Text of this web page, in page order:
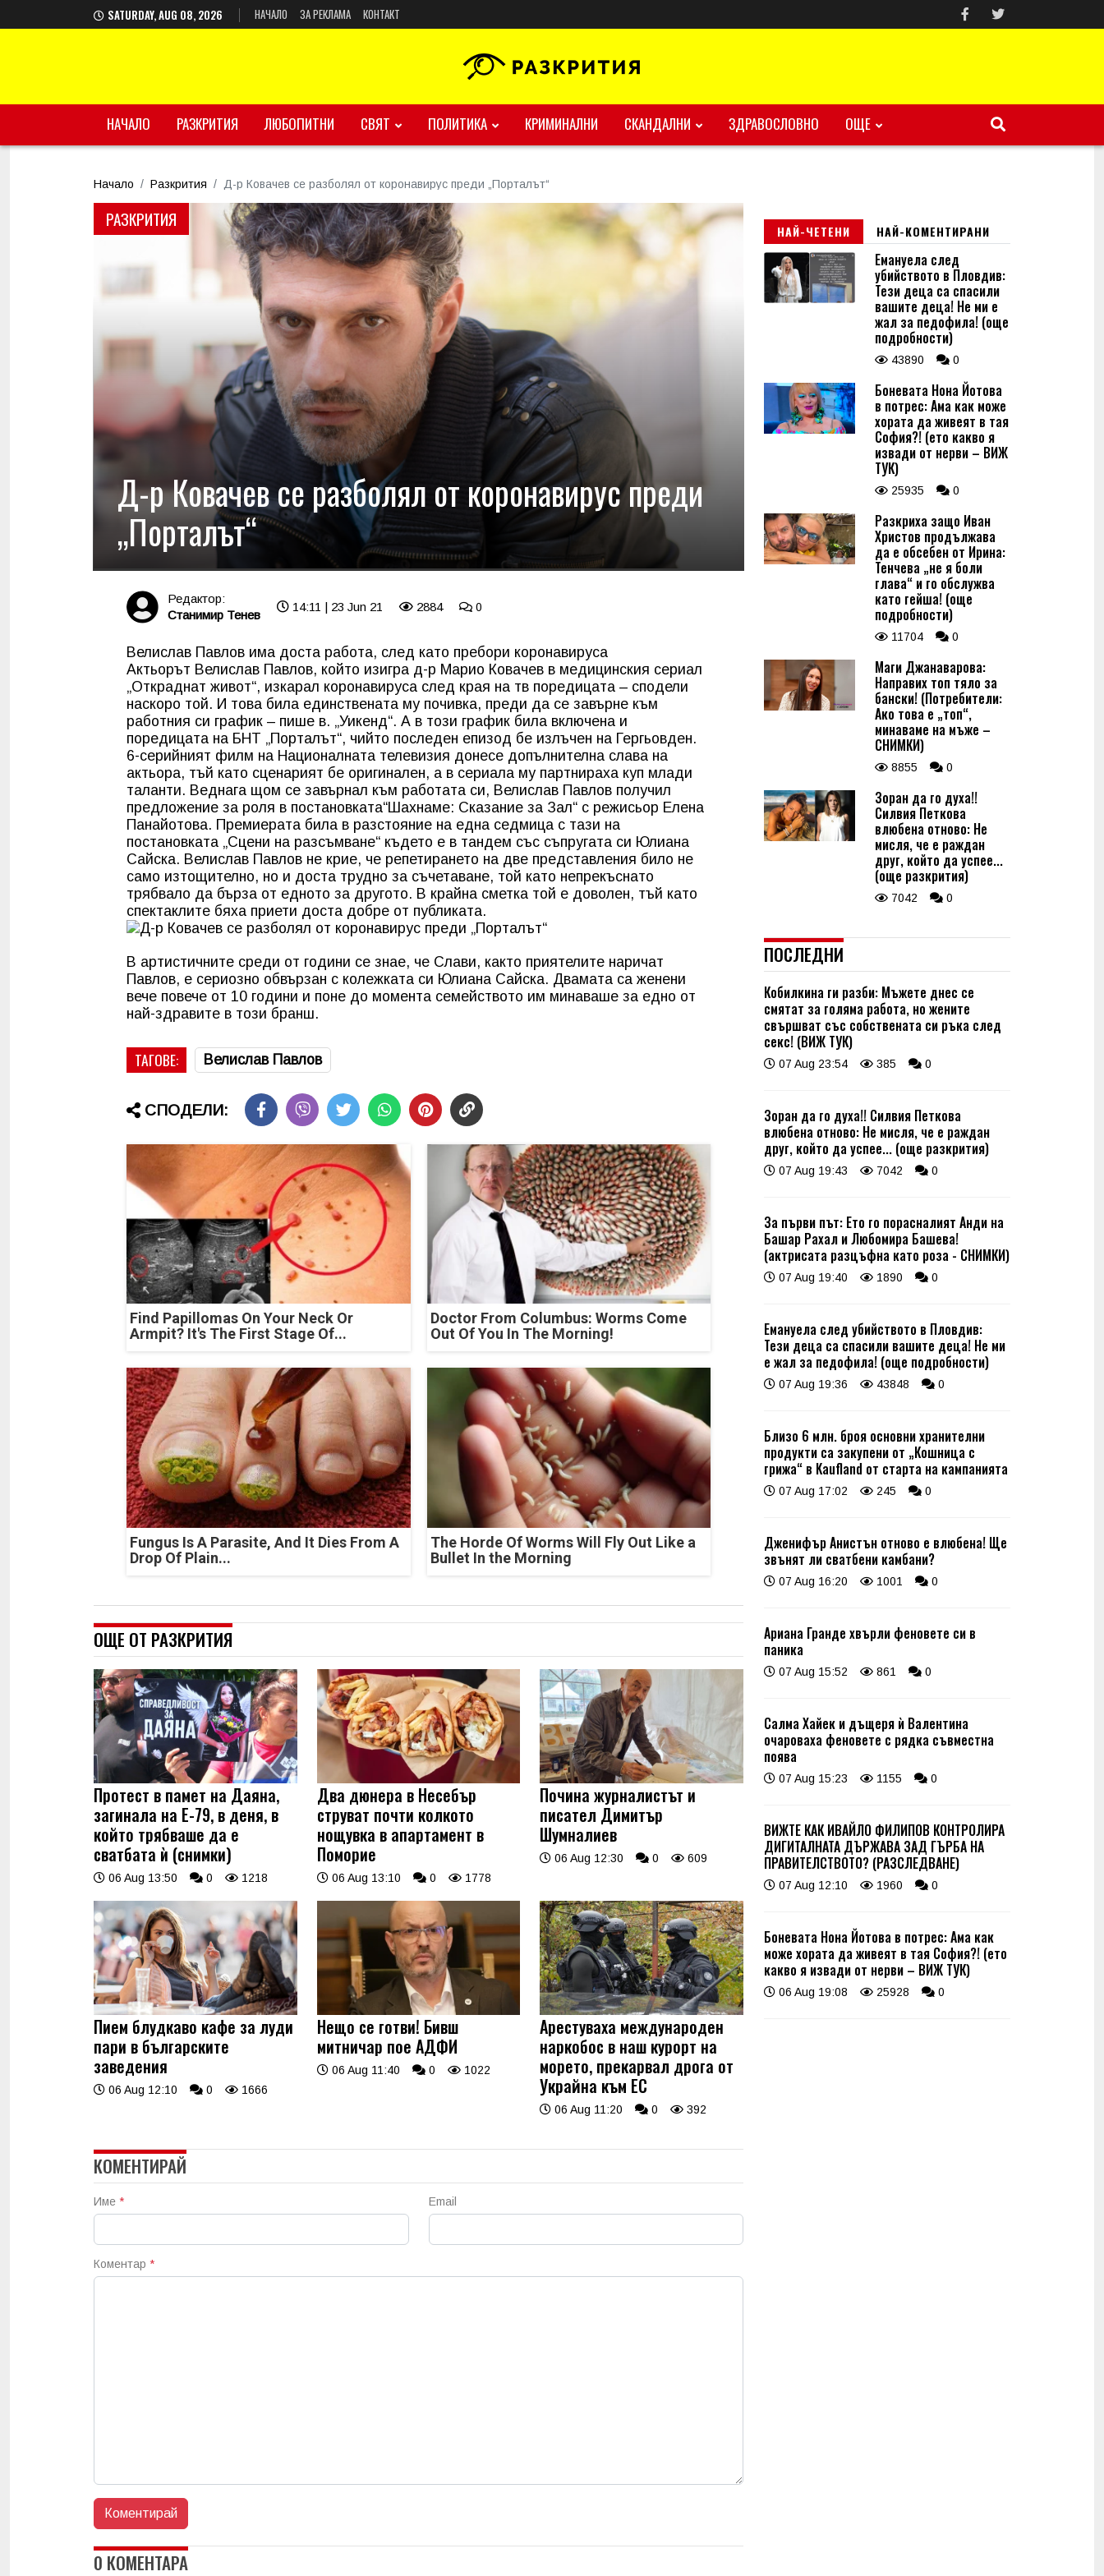
SATURDAY, AUG 08, 2026 НАЧАЛО ЗА РЕКЛАМА КОНТАКТ
НАЧАЛО РАЗКРИТИЯ ЛЮБОПИТНИ СВЯТ ПОЛИТИКА КРИМИНАЛНИ СКАНДАЛНИ ЗДРАВОСЛОВНО ОЩЕ
Начало Разкрития Д-р Ковачев се разболял от коронавирус преди „Порталът“
РАЗКРИТИЯ
Д-р Ковачев се разболял от коронавирус преди
„Порталът“
Редактор:
Станимир Тенев
14:11 | 23 Jun 21 2884 0
Велислав Павлов има доста работа, след като пребори коронавируса
Актьорът Велислав Павлов, който изигра д-р Марио Ковачев в медицинския сериал
„Откраднат живот“, изкарал коронавируса след края на тв поредицата – сподели
наскоро той. И това била единствената му почивка, преди да се завърне към
работния си график – пише в. „Уикенд“. А в този график била включена и
поредицата на БНТ „Порталът“, чийто последен епизод бе излъчен на Гергьовден.
6-серийният филм на Националната телевизия донесе допълнителна слава на
актьора, тъй като сценарият бе оригинален, а в сериала му партнираха куп млади
таланти. Веднага щом се завърнал към работата си, Велислав Павлов получил
предложение за роля в постановката“Шахнаме: Сказание за Зал“ с режисьор Елена
Панайотова. Премиерата била в разстояние на една седмица с тази на
постановката „Сцени на разсъмване“ където е в тандем със съпругата си Юлиана
Сайска. Велислав Павлов не крие, че репетирането на две представления било не
само изтощително, но и доста трудно за съчетаване, той като непрекъснато
трябвало да бърза от едното за другото. В крайна сметка той е доволен, тъй като
спектаклите бяха приети доста добре от публиката.
В артистичните среди от години се знае, че Слави, както приятелите наричат
Павлов, е сериозно обвързан с колежката си Юлиана Сайска. Двамата са женени
вече повече от 10 години и поне до момента семейството им минаваше за едно от
най-здравите в този бранш.
ТАГОВЕ: Велислав Павлов
СПОДЕЛИ:
Find Papillomas On Your Neck Or
Armpit? It's The First Stage Of...
Doctor From Columbus: Worms Come
Out Of You In The Morning!
Fungus Is A Parasite, And It Dies From A
Drop Of Plain...
The Horde Of Worms Will Fly Out Like a
Bullet In the Morning
ОЩЕ ОТ РАЗКРИТИЯ
Протест в памет на Даяна,
загинала на Е-79, в деня, в
който трябваше да е
сватбата ѝ (снимки)
06 Aug 13:50 0 1218
Два дюнера в Несебър
струват почти колкото
нощувка в апартамент в
Поморие
06 Aug 13:10 0 1778
Почина журналистът и
писател Димитър
Шумналиев
06 Aug 12:30 0 609
Пием блудкаво кафе за луди
пари в българските
заведения
06 Aug 12:10 0 1666
Нещо се готви! Бивш
митничар пое АДФИ
06 Aug 11:40 0 1022
Арестуваха международен
наркобос в наш курорт на
морето, прекарвал дрога от
Украйна към ЕС
06 Aug 11:20 0 392
КОМЕНТИРАЙ
Име * Email
Коментар *
0 КОМЕНТАРА
НАЙ-ЧЕТЕНИ НАЙ-КОМЕНТИРАНИ
Емануела след
убийството в Пловдив:
Тези деца са спасили
вашите деца! Не ми е
жал за педофила! (още
подробности)
43890 0
Боневата Нона Йотова
в потрес: Ама как може
хората да живеят в тая
София?! (ето какво я
извади от нерви – ВИЖ
ТУК)
25935 0
Разкриха защо Иван
Христов продължава
да е обсебен от Ирина:
Тенчева „не я боли
глава“ и го обслужва
като гейша! (още
подробности)
11704 0
Маги Джанаварова:
Направих топ тяло за
бански! (Потребители:
Ако това е „топ“,
минаваме на мъже –
СНИМКИ)
8855 0
Зоран да го духа!!
Силвия Петкова
влюбена отново: Не
мисля, че е раждан
друг, който да успее...
(още разкрития)
7042 0
ПОСЛЕДНИ
Кобилкина ги разби: Мъжете днес се
смятат за голяма работа, но жените
свършват със собствената си ръка след
секс! (ВИЖ ТУК)
07 Aug 23:54 385 0
Зоран да го духа!! Силвия Петкова
влюбена отново: Не мисля, че е раждан
друг, който да успее... (още разкрития)
07 Aug 19:43 7042 0
За първи път: Ето го порасналият Анди на
Башар Рахал и Любомира Башева!
(актрисата разцъфна като роза - СНИМКИ)
07 Aug 19:40 1890 0
Емануела след убийството в Пловдив:
Тези деца са спасили вашите деца! Не ми
е жал за педофила! (още подробности)
07 Aug 19:36 43848 0
Близо 6 млн. броя основни хранителни
продукти са закупени от „Кошница с
грижа“ в Kaufland от старта на кампанията
07 Aug 17:02 245 0
Дженифър Анистън отново е влюбена! Ще
звънят ли сватбени камбани?
07 Aug 16:20 1001 0
Ариана Гранде хвърли феновете си в
паника
07 Aug 15:52 861 0
Салма Хайек и дъщеря ѝ Валентина
очароваха феновете с рядка съвместна
поява
07 Aug 15:23 1155 0
ВИЖТЕ КАК ИВАЙЛО ФИЛИПОВ КОНТРОЛИРА
ДИГИТАЛНАТА ДЪРЖАВА ЗАД ГЪРБА НА
ПРАВИТЕЛСТВОТО? (РАЗСЛЕДВАНЕ)
07 Aug 12:10 1960 0
Боневата Нона Йотова в потрес: Ама как
може хората да живеят в тая София?! (ето
какво я извади от нерви – ВИЖ ТУК)
06 Aug 19:08 25928 0